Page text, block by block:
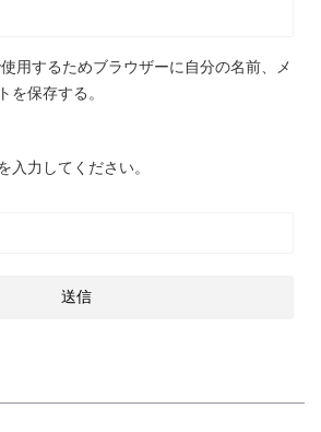
用するためブラウザーに自分の名前、メ
を保存する。
入力してください。